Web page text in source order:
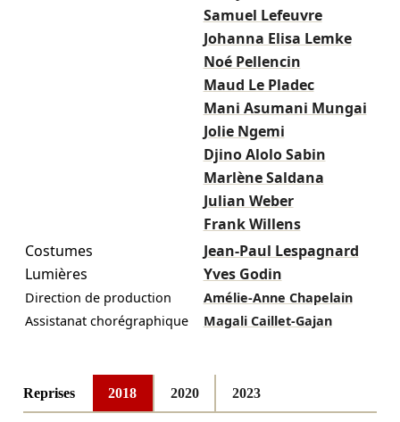
Samuel Lefeuvre
Johanna Elisa Lemke
Noé Pellencin
Maud Le Pladec
Mani Asumani Mungai
Jolie Ngemi
Djino Alolo Sabin
Marlène Saldana
Julian Weber
Frank Willens
Costumes
Jean-Paul Lespagnard
Lumières
Yves Godin
Direction de production
Amélie-Anne Chapelain
Assistanat chorégraphique
Magali Caillet-Gajan
Reprises 2018 2020 2023